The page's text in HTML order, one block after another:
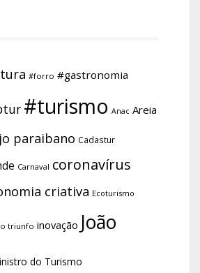
#forro #gastronomia
#turismo Anac Areia
paraibano Cadastur
Carnaval coronavírus
criativa Ecoturismo
triunfo inovação João
do Turismo